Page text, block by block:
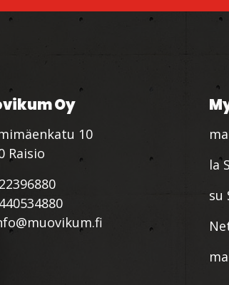
Oy
10
Raisio
la
su